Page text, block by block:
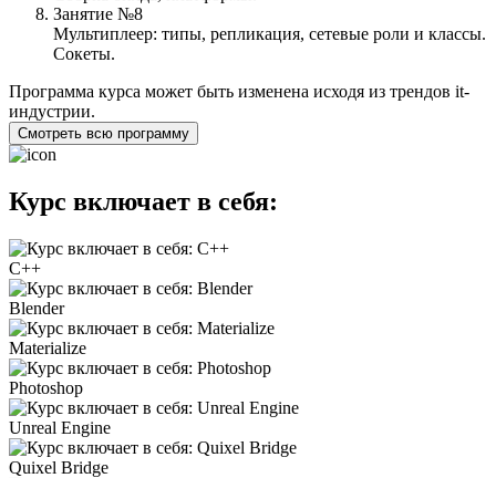
Занятие №8
Мультиплеер: типы, репликация, сетевые роли и классы.
Сокеты.
Программа курса может быть изменена исходя из трендов it-
индустрии.
Смотреть всю программу
Курс включает в себя:
С++
Blender
Materialize
Photoshop
Unreal Engine
Quixel Bridge